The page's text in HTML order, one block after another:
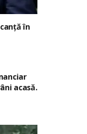
în
acasă.